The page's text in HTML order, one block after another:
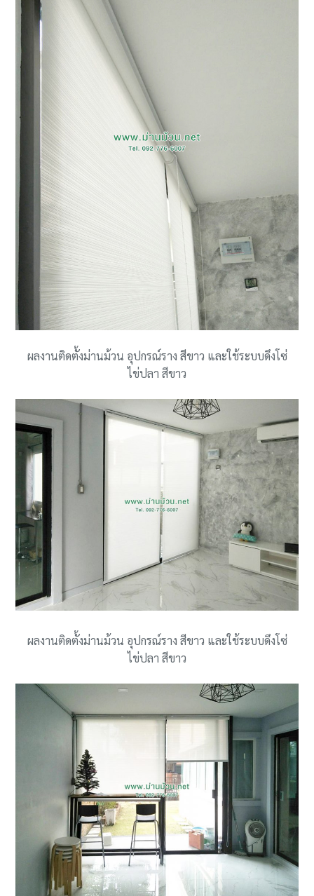
ผลงานติดตั้งม่านม้วน อุปกรณ์ราง สีขาว และใช้ระบบดึงโซ่
ไข่ปลา สีขาว
ผลงานติดตั้งม่านม้วน อุปกรณ์ราง สีขาว และใช้ระบบดึงโซ่
ไข่ปลา สีขาว